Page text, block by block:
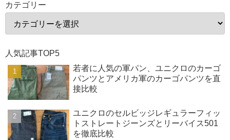
カテゴリー
人気記事TOP5
若者に人気の軍パン、ユニクロのカーゴ
パンツとアメリカ軍のカーゴパンツを直
接比較
ユニクロのセルビッジレギュラーフィッ
トストレートジーンズとリーバイス501
を徹底比較